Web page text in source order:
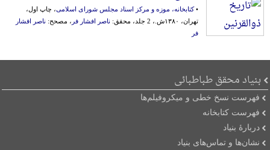
•کتابخانه، موزه و مرکز اسناد مجلس شورای اسلامی، چاپ اول،
تهران، ۱۳۸۰ش.، 2 جلد، محقق:
ناصر افشار فر ، مصحح: ناصر افشار
فر
بنیاد محقق طباطبائی
فهرست نسخ خطی و میکروفیلم‌ها
فهرست کتابخانه
دربارۀ بنیاد
نشان‌ها و تماس‌های بنیاد